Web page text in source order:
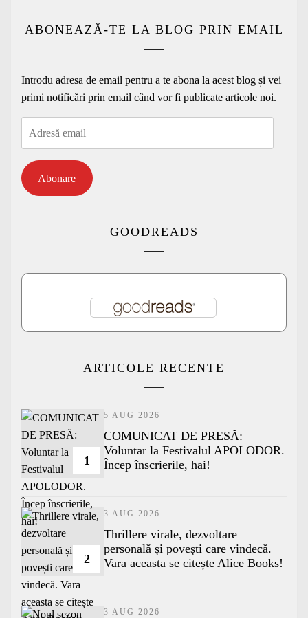
ABONEAZĂ-TE LA BLOG PRIN EMAIL
Introdu adresa de email pentru a te abona la acest blog și vei
primi notificări prin email când vor fi publicate articole noi.
Abonare
GOODREADS
ARTICOLE RECENTE
1
5 AUG 2026
COMUNICAT DE PRESĂ:
Voluntar la Festivalul APOLODOR.
Încep înscrierile, hai!
2
3 AUG 2026
Thrillere virale, dezvoltare
personală și povești care vindecă.
Vara aceasta se citește Alice Books!
3 AUG 2026